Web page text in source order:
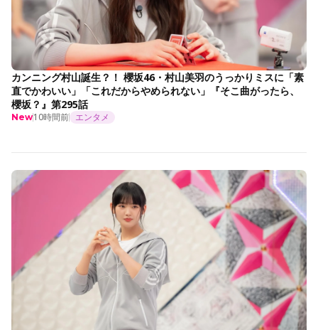
カンニング村山誕生？！ 櫻坂46・村山美羽のうっかりミスに「素
直でかわいい」「これだからやめられない」『そこ曲がったら、
櫻坂？』第295話
New10時間前 エンタメ